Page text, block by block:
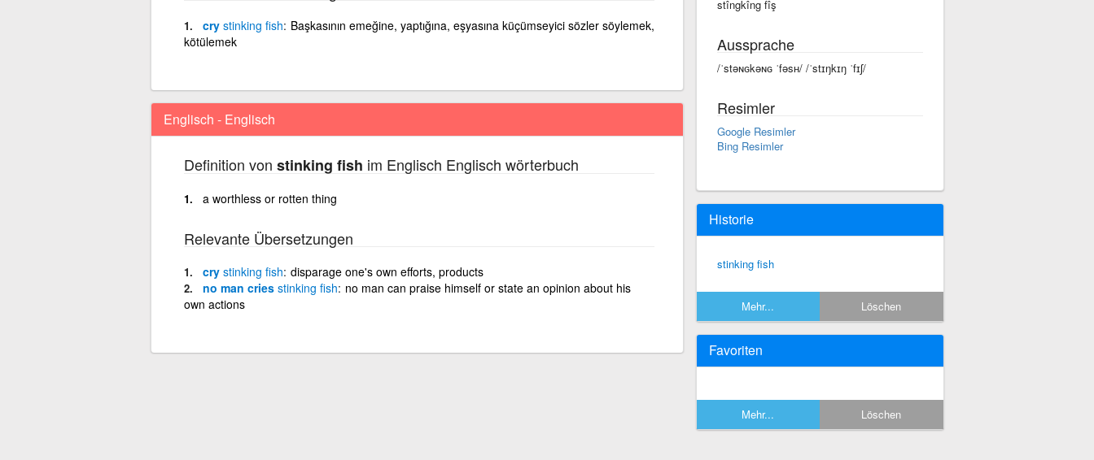
cry stinking fish Başkasının emeğine, yaptığına, eşyasına küçümseyici sözler söylemek,
kötülemek
Englisch - Englisch
Definition von stinking fish im Englisch Englisch wörterbuch
a worthless or rotten thing
Relevante Übersetzungen
cry stinking fish disparage one's own efforts, products
no man cries stinking fish no man can praise himself or state an opinion about his
own actions
stîngkîng fîş
Aussprache
/ˈstəɴɢkəɴɢ ˈfəsʜ/ /ˈstɪŋkɪŋ ˈfɪʃ/
Resimler
Google Resimler
Bing Resimler
Historie
stinking fish
Mehr... Löschen
Favoriten
Mehr... Löschen